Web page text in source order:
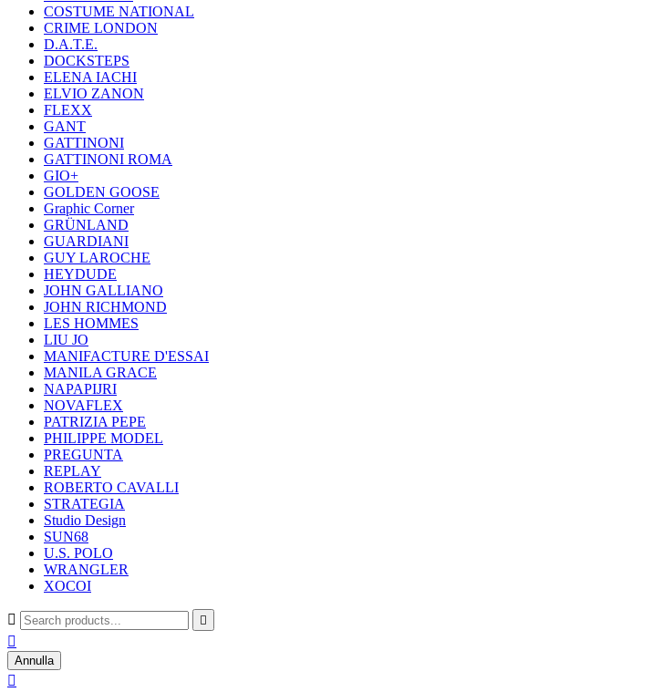
COSTUME NATIONAL
CRIME LONDON
D.A.T.E.
DOCKSTEPS
ELENA IACHI
ELVIO ZANON
FLEXX
GANT
GATTINONI
GATTINONI ROMA
GIO+
GOLDEN GOOSE
Graphic Corner
GRÜNLAND
GUARDIANI
GUY LAROCHE
HEYDUDE
JOHN GALLIANO
JOHN RICHMOND
LES HOMMES
LIU JO
MANIFACTURE D'ESSAI
MANILA GRACE
NAPAPIJRI
NOVAFLEX
PATRIZIA PEPE
PHILIPPE MODEL
PREGUNTA
REPLAY
ROBERTO CAVALLI
STRATEGIA
Studio Design
SUN68
U.S. POLO
WRANGLER
XOCOI
 

Annulla
